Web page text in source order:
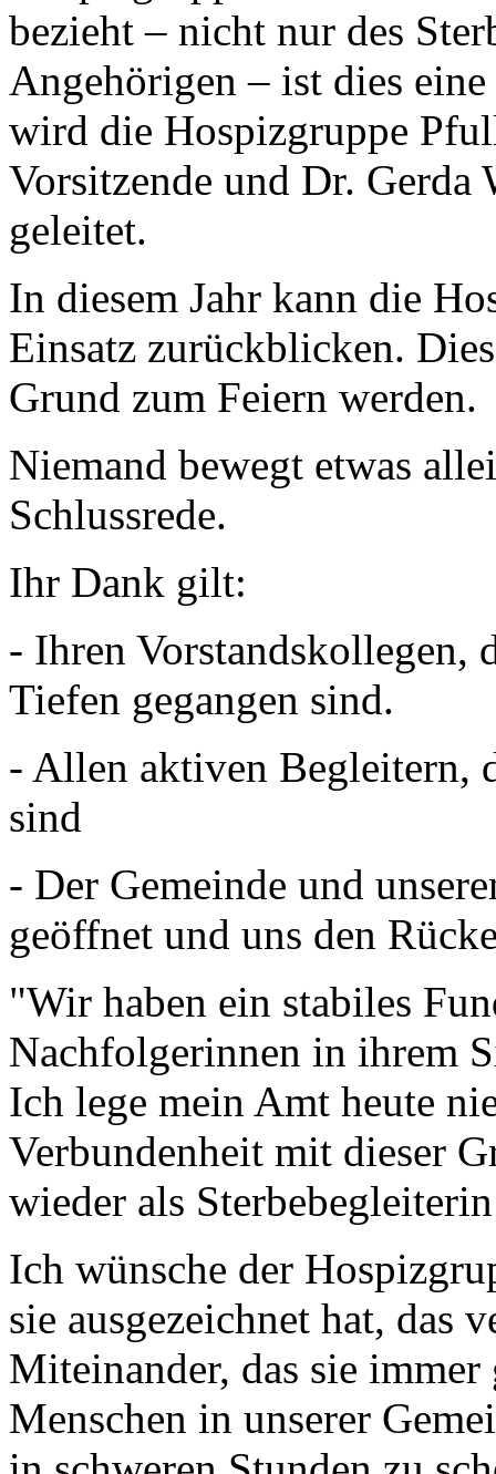
bezieht – nicht nur des
Angehörigen – ist dies
wird die Hospizgruppe
Vorsitzende und Dr. Gerda
geleitet.
In diesem Jahr kann die
Einsatz zurückblicken.
Grund zum Feiern werden.
Niemand bewegt etwas
Schlussrede.
Ihr Dank gilt:
- Ihren Vorstandskollegen,
Tiefen gegangen sind.
- Allen aktiven Begleitern,
sind
- Der Gemeinde und
geöffnet und uns den
"Wir haben ein stabiles
Nachfolgerinnen in ihrem
Ich lege mein Amt heute
Verbundenheit mit dieser
wieder als
Ich wünsche der
sie ausgezeichnet hat, das
Miteinander, das sie
Menschen in unserer